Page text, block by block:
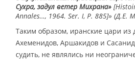
Сухра, задул ветер Михрана»
Annales…, 1964. Ser. I, P. 885]» (Д.Е.
Таким образом, иранские цари из
Ахеменидов, Аршакидов и
судить, не являлись ни